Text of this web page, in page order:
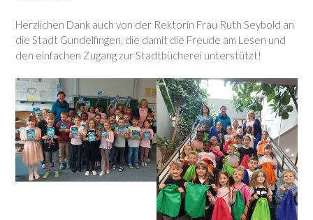
Herzlichen Dank auch von der Rektorin Frau Ruth Seybold an
die Stadt Gundelfingen, die damit die Freude am Lesen und
den einfachen Zugang zur Stadtbücherei unterstützt!